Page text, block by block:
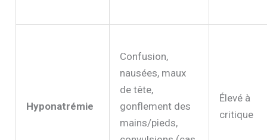
Hyponatrémie
Confusion,
nausées, maux
de tête,
gonflement des
mains/pieds,
Élevé à
critique